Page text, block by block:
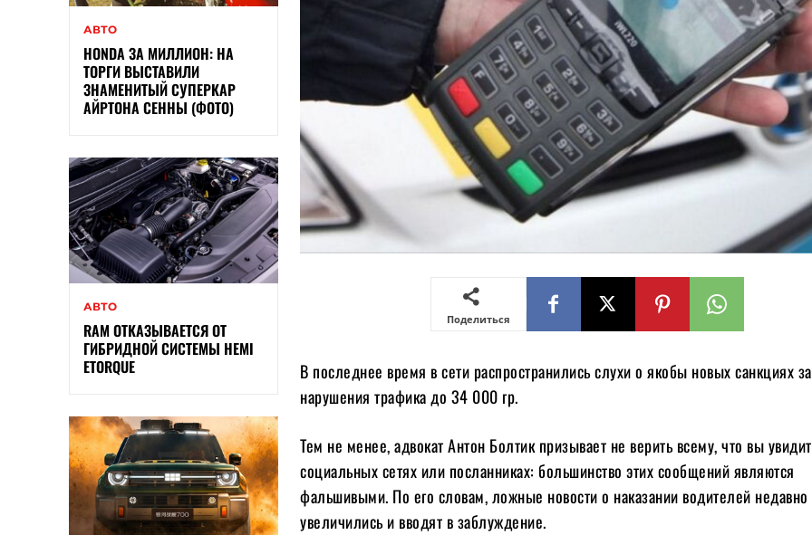
АВТО
HONDA ЗА МИЛЛИОН: НА
ТОРГИ ВЫСТАВИЛИ
ЗНАМЕНИТЫЙ СУПЕРКАР
АЙРТОНА СЕННЫ (ФОТО)
АВТО
RAM ОТКАЗЫВАЕТСЯ ОТ
ГИБРИДНОЙ СИСТЕМЫ HEMI
ETORQUE
Поделиться
В последнее время в сети распространились слухи о якобы новых санкциях за
нарушения трафика до 34 000 гр.
Тем не менее, адвокат Антон Болтик призывает не верить всему, что вы
социальных сетях или посланниках: большинство этих сообщений являются
фальшивыми. По его словам, ложные новости о наказании водителей недавно
увеличились и вводят в заблуждение.